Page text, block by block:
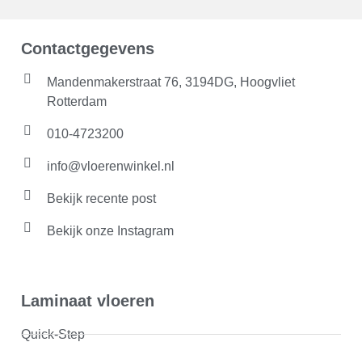
Contactgegevens
Mandenmakerstraat 76, 3194DG, Hoogvliet
Rotterdam
010-4723200
info@vloerenwinkel.nl
Bekijk recente post
Bekijk onze Instagram
Laminaat vloeren
Quick-Step